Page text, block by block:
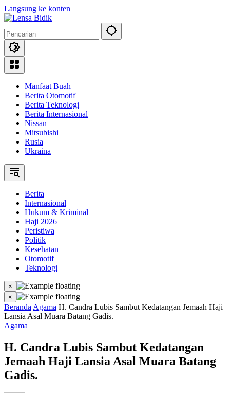
Langsung ke konten
Manfaat Buah
Berita Otomotif
Berita Teknologi
Berita Internasional
Nissan
Mitsubishi
Rusia
Ukraina
Berita
Internasional
Hukum & Kriminal
Haji 2026
Peristiwa
Politik
Kesehatan
Otomotif
Teknologi
×
×
Beranda Agama H. Candra Lubis Sambut Kedatangan Jemaah Haji
Lansia Asal Muara Batang Gadis.
Agama
H. Candra Lubis Sambut Kedatangan
Jemaah Haji Lansia Asal Muara Batang
Gadis.